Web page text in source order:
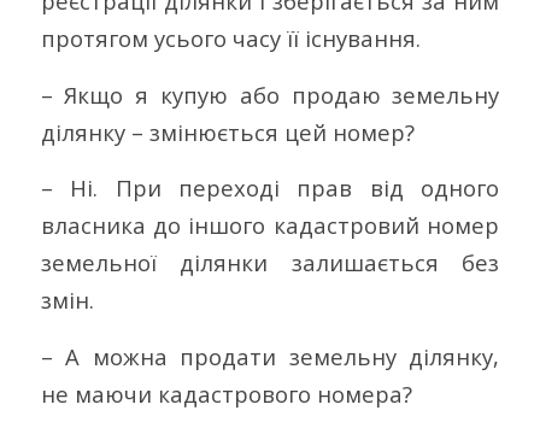
протягом усього часу її існування.
– Якщо я купую або продаю земельну
ділянку – змінюється цей номер?
– Ні. При переході прав від одного
власника до іншого кадастровий номер
земельної ділянки залишається без
змін.
– А можна продати земельну ділянку,
не маючи кадастрового номера?